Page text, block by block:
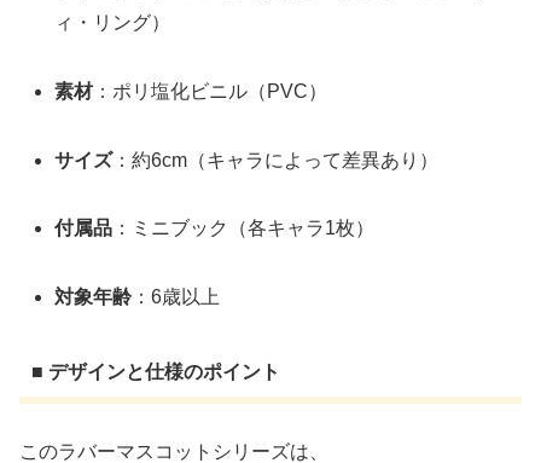
ィ・リング）
素材：ポリ塩化ビニル（PVC）
サイズ：約6cm（キャラによって差異あり）
付属品 ：ミニブック（各キャラ1枚）
対象年齢 ：6歳以上
■ デザインと仕様のポイント
このラバーマスコットシリーズは、